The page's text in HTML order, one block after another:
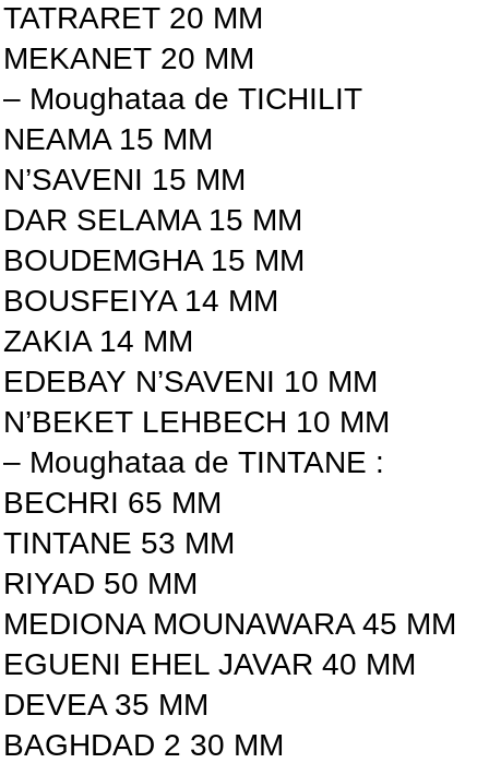
TATRARET 20 MM
MEKANET 20 MM
– Moughataa de TICHILIT
NEAMA 15 MM
N’SAVENI 15 MM
DAR SELAMA 15 MM
BOUDEMGHA 15 MM
BOUSFEIYA 14 MM
ZAKIA 14 MM
EDEBAY N’SAVENI 10 MM
N’BEKET LEHBECH 10 MM
– Moughataa de TINTANE :
BECHRI 65 MM
TINTANE 53 MM
RIYAD 50 MM
MEDIONA MOUNAWARA 45 MM
EGUENI EHEL JAVAR 40 MM
DEVEA 35 MM
BAGHDAD 2 30 MM